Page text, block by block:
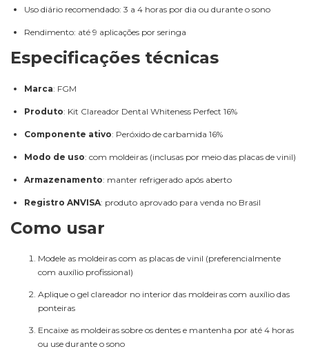
Uso diário recomendado: 3 a 4 horas por dia ou durante o sono
Rendimento: até 9 aplicações por seringa
Especificações técnicas
Marca: FGM
Produto: Kit Clareador Dental Whiteness Perfect 16%
Componente ativo: Peróxido de carbamida 16%
Modo de uso: com moldeiras (inclusas por meio das placas de vinil)
Armazenamento: manter refrigerado após aberto
Registro ANVISA: produto aprovado para venda no Brasil
Como usar
Modele as moldeiras com as placas de vinil (preferencialmente
com auxílio profissional)
Aplique o gel clareador no interior das moldeiras com auxílio das
ponteiras
Encaixe as moldeiras sobre os dentes e mantenha por até 4 horas
ou use durante o sono